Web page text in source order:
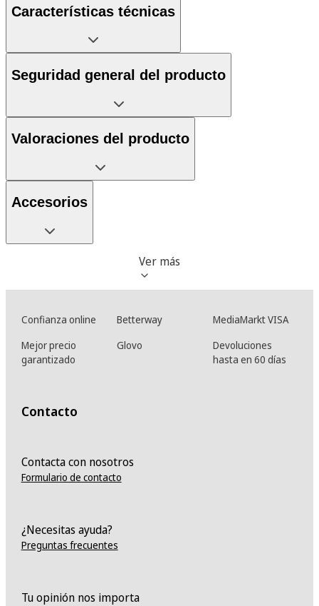
Características técnicas
Seguridad general del producto
Valoraciones del producto
Accesorios
Ver más
Confianza online Betterway
MediaMarkt VISA
Mejor precio
garantizado
Glovo
Devoluciones
hasta en 60 días
Contacto
Contacta con nosotros
Formulario de contacto
¿Necesitas ayuda?
Preguntas frecuentes
Tu opinión nos importa